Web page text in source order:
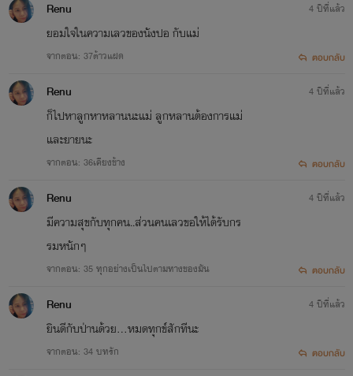
Renu
ยอมใจในความเลวของนังปอ กับแม่
จากตอน: 37ต้าวแฝด
4 ปีที่แล้ว
ตอบกลับ
Renu
ก็ไปหาลูกหาหลานนะแม่ ลูกหลานต้องการแม่
และยายนะ
จากตอน: 36เคียงข้าง
4 ปีที่แล้ว
ตอบกลับ
Renu
มีความสุขกับทุกคน..ส่วนคนเลวขอให้ได้รับกร
รมหนักๆ
จากตอน: 35 ทุกอย่างเป็นไปตามทางของมัน
4 ปีที่แล้ว
ตอบกลับ
Renu
ยินดีกับป่านด้วย...หมดทุกข์สักทีนะ
จากตอน: 34 บทรัก
4 ปีที่แล้ว
ตอบกลับ